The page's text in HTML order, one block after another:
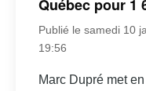
Québec pour 1
Publié le samedi 10
19:56
Marc Dupré met